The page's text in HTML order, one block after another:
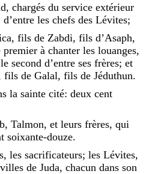
, chargés du service extérieur
d’entre les chefs des Lévites;
, fils de Zabdi, fils d’Asaph,
premier à chanter les louanges,
le second d’entre ses frères; et
fils de Galal, fils de Jéduthun.
la sainte cité: deux cent
, Talmon, et leurs frères, qui
soixante-douze.
, les sacrificateurs; les Lévites,
villes de Juda, chacun dans son